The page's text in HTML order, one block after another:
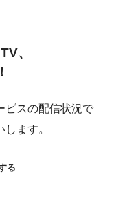
、
ビスの配信状況で
ます。
る